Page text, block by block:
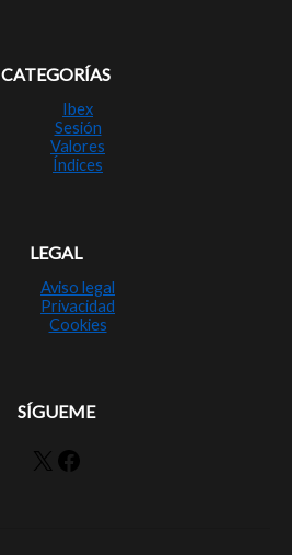
CATEGORÍAS
Ibex
Sesión
Valores
Índices
LEGAL
Aviso legal
Privacidad
Cookies
SÍGUEME
X Facebook